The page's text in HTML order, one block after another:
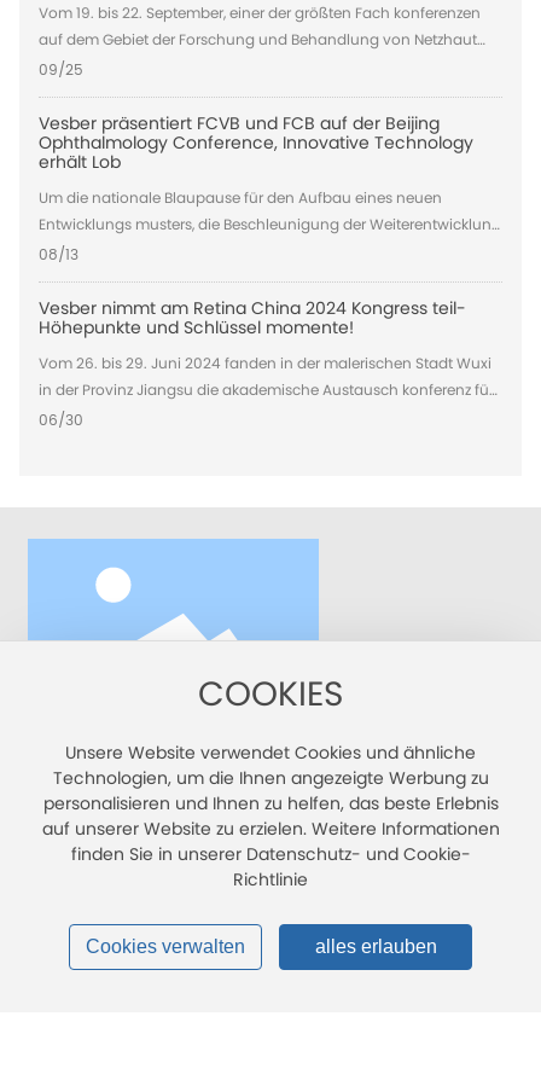
Vom 19. bis 22. September, einer der größten Fach konferenzen
auf dem Gebiet der Forschung und Behandlung von Netzhaut
erkrankungen, wurde das 24. Jahres treffen der Europäischen
Gesellschaft für Retina-Spezialisten (EURETINA 2024) in
Barcelona, Spanien, erfolgreich abgeschlossen. Auf dieser
internat ionalen jährlichen akademischen Spitzen konferenz
präsentierte Vesber seine innovativen Produkte, den Faltbaren
Capsular Vitreous Body (FCVB) und den Faltbaren Capsular
Buckle (FCB), und zog Experten aus verschiedenen Ländern an,
um über neue Technologien zur Behandlung von Augen
verletzungen und Netzhaut ablösung zu diskutieren und eine
sehr lebendige Atmosphäre vor Ort.
09/25
Vesber präsentiert FCVB und FCB auf der Beijing
Ophthalmology Conference, Innovative Technology
erhält Lob
Um die nationale Blaupause für den Aufbau eines neuen
Entwicklungs musters, die Beschleunigung der Weiterentwicklung
der Strategie für gesundes China und den Bau der Gesundheits
seidenstraße weiter umzusetzen, wurde die "Pekinger
Gesundheits konferenz 2024" vom Internat ionalen Austausch-
und Kooperations zentrum der Nationalen Gesundheit akribisch
organisiert Kommission, Wurde vom 9. bis 11. August im Beijing
National Convention Center eingeweiht.
08/13
Vesber nimmt am Retina China 2024 Kongress teil-
Höhepunkte und Schlüssel momente!
Vom 26. bis 29. Juni 2024 fanden in der malerischen Stadt Wuxi
in der Provinz Jiangsu die akademische Austausch konferenz für
Netzhaut erkrankungen und das internat ionale Retina-
maßgebliche akademische Austausch plattform auf dem Gebiet
der Netzhaut erkrankungen in China nahmen mehr als 8.000
Ärzte und Unternehmens vertreter aus dem ganzen Land an
06/30
86-20-28687088
Info@vesber.com
Gebäude 11, Nr. 6,Nan jiang 2. Straße, Zhu jiang Straße,
Bezirk Nansha, Guangzhou
COOKIES
Unsere Website verwendet Cookies und ähnliche
Technologien, um die Ihnen angezeigte Werbung zu
personalisieren und Ihnen zu helfen, das beste Erlebnis
auf unserer Website zu erzielen. Weitere Informationen
finden Sie in unserer Datenschutz- und Cookie-
Richtlinie
Cookies verwalten alles erlauben